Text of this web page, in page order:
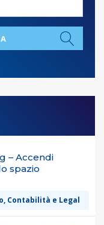
– Accendi
spazio
Contabilità e Legal